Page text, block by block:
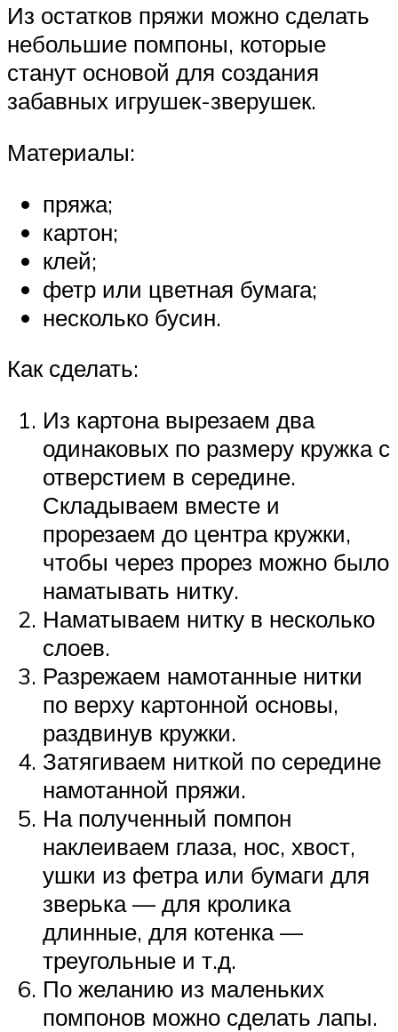
Из остатков пряжи можно сделать
небольшие помпоны, которые
станут основой для создания
забавных игрушек-зверушек.
Материалы:
пряжа;
картон;
клей;
фетр или цветная бумага;
несколько бусин.
Как сделать:
Из картона вырезаем два
одинаковых по размеру кружка с
отверстием в середине.
Складываем вместе и
прорезаем до центра кружки,
чтобы через прорез можно было
наматывать нитку.
Наматываем нитку в несколько
слоев.
Разрежаем намотанные нитки
по верху картонной основы,
раздвинув кружки.
Затягиваем ниткой по середине
намотанной пряжи.
На полученный помпон
наклеиваем глаза, нос, хвост,
ушки из фетра или бумаги для
зверька — для кролика
длинные, для котенка —
треугольные и т.д.
По желанию из маленьких
помпонов можно сделать лапы.